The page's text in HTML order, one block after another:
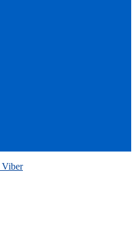
Viber